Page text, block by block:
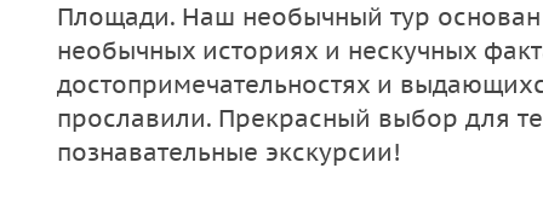
Площади. Наш необычный тур основан
необычных историях и нескучных
достопримечательностях и
прославили. Прекрасный выбор для
познавательные экскурсии!